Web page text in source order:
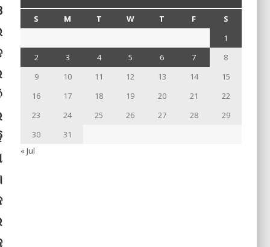
S M T W T F
S
1
2
3 4 5 6 7
8
9
10 11 12 13 14
15
16
17 18 19 20 21
22
23
24 25 26 27 28
29
30
31
« Jul